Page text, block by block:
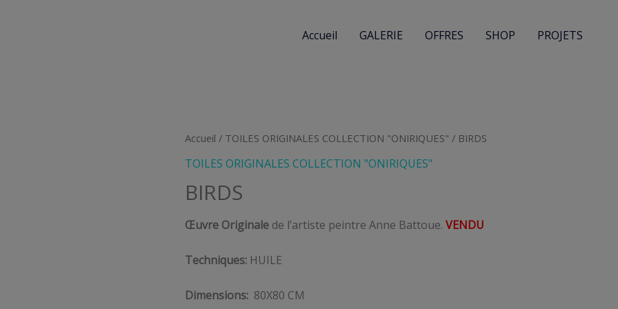
Accueil GALERIE OFFRES SHOP PROJETS
Accueil / TOILES ORIGINALES COLLECTION "ONIRIQUES" / BIRDS
TOILES ORIGINALES COLLECTION "ONIRIQUES"
BIRDS
Œuvre Originalede l’artiste peintre Anne Battoue. VENDU
Techniques:HUILE
Dimensions:80X80 CM